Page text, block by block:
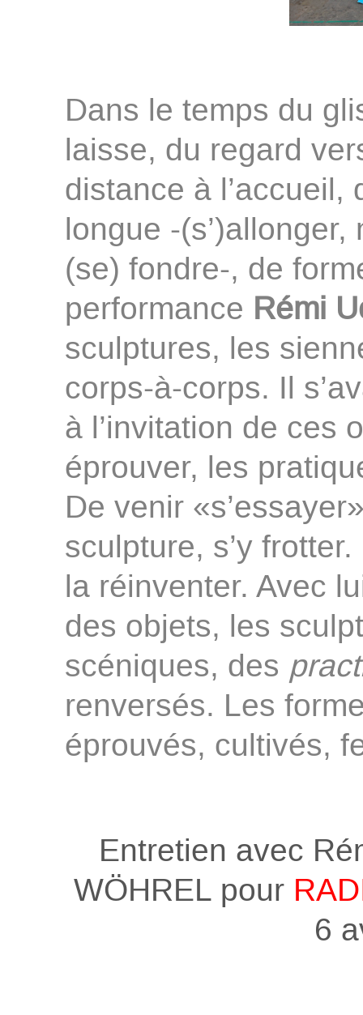
Dans le temps du
laisse, du regard
distance à l’accueil,
longue -
(se) fondre-, de
performance Rémi
sculptures, les
corps-à-corps. Il
à l’invitation de ces
éprouver, les
De venir
sculpture, s’y
la réinventer. Avec
des objets, les
scéniques, des
renversés. Les
éprouvés, cultivés,
Entretien avec
WÖHREL pour
6